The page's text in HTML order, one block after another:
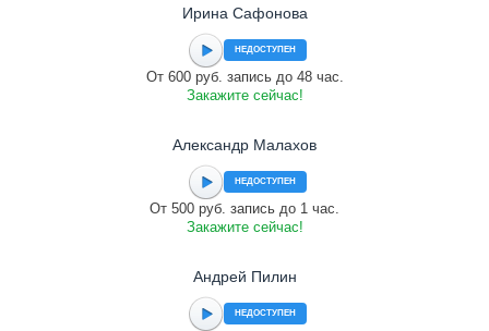
Ирина Сафонова
НЕДОСТУПЕН
От 600 руб. запись до 48 час.
Закажите сейчас!
Александр Малахов
НЕДОСТУПЕН
От 500 руб. запись до 1 час.
Закажите сейчас!
Андрей Пилин
НЕДОСТУПЕН